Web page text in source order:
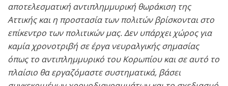
αποτελεσματική αντιπλημμυρική θωράκιση της
Αττικής και η προστασία των πολιτών βρίσκονται στο
επίκεντρο των πολιτικών μας. Δεν υπάρχει χώρος για
καμία χρονοτριβή σε έργα νευραλγικής σημασίας
όπως το αντιπλημμυρικό του Κορωπίου και σε αυτό το
πλαίσιο θα εργαζόμαστε συστηματικά, βάσει